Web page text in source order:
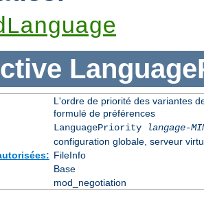
L'ordre de priorité des variantes
formulé de préférences
LanguagePriority
langage-
configuration globale, serveur
FileInfo
Base
mod_negotiation